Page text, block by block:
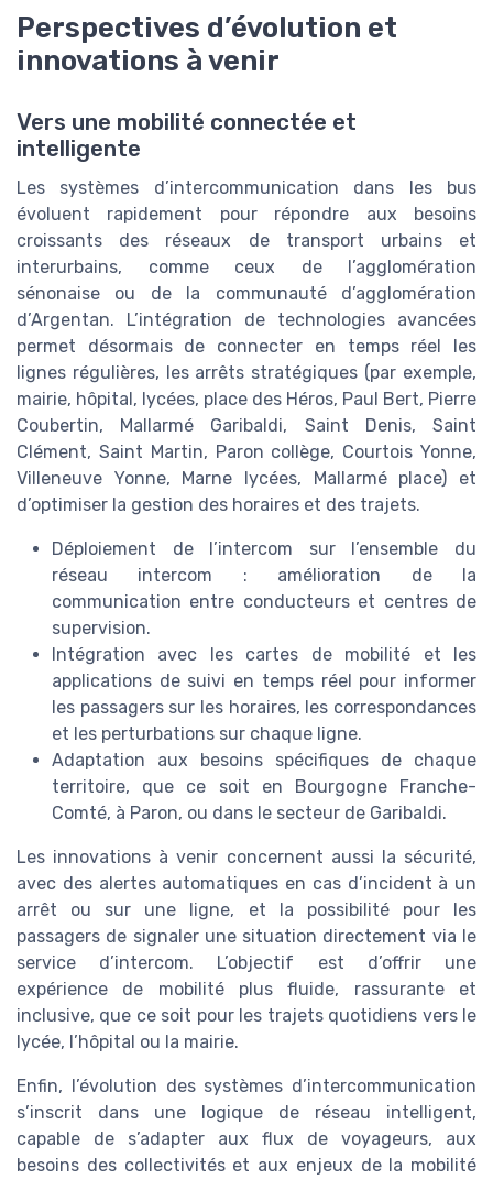
Perspectives d’évolution et
innovations à venir
Vers une mobilité connectée et
intelligente
Les systèmes d’intercommunication dans les bus
évoluent rapidement pour répondre aux besoins
croissants des réseaux de transport urbains et
interurbains, comme ceux de l’agglomération
sénonaise ou de la communauté d’agglomération
d’Argentan. L’intégration de technologies avancées
permet désormais de connecter en temps réel les
lignes régulières, les arrêts stratégiques (par exemple,
mairie, hôpital, lycées, place des Héros, Paul Bert, Pierre
Coubertin, Mallarmé Garibaldi, Saint Denis, Saint
Clément, Saint Martin, Paron collège, Courtois Yonne,
Villeneuve Yonne, Marne lycées, Mallarmé place) et
d’optimiser la gestion des horaires et des trajets.
Déploiement de l’intercom sur l’ensemble du
réseau intercom : amélioration de la
communication entre conducteurs et centres de
supervision.
Intégration avec les cartes de mobilité et les
applications de suivi en temps réel pour informer
les passagers sur les horaires, les correspondances
et les perturbations sur chaque ligne.
Adaptation aux besoins spécifiques de chaque
territoire, que ce soit en Bourgogne Franche-
Comté, à Paron, ou dans le secteur de Garibaldi.
Les innovations à venir concernent aussi la sécurité,
avec des alertes automatiques en cas d’incident à un
arrêt ou sur une ligne, et la possibilité pour les
passagers de signaler une situation directement via le
service d’intercom. L’objectif est d’offrir une
expérience de mobilité plus fluide, rassurante et
inclusive, que ce soit pour les trajets quotidiens vers le
lycée, l’hôpital ou la mairie.
Enfin, l’évolution des systèmes d’intercommunication
s’inscrit dans une logique de réseau intelligent,
capable de s’adapter aux flux de voyageurs, aux
besoins des collectivités et aux enjeux de la mobilité